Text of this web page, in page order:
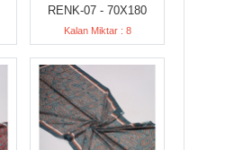
RENK-07 - 70X180
Kalan Miktar : 8